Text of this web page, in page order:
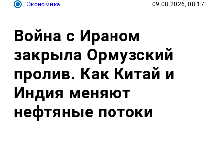
Экономика 09.08.2026, 08:17
Война с Ираном
закрыла Ормузский
пролив. Как Китай и
Индия меняют
нефтяные потоки